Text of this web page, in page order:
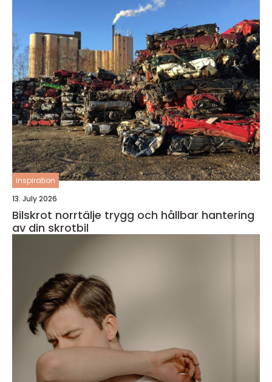
inspiration
13. July 2026
Bilskrot norrtälje trygg och hållbar hantering
av din skrotbil